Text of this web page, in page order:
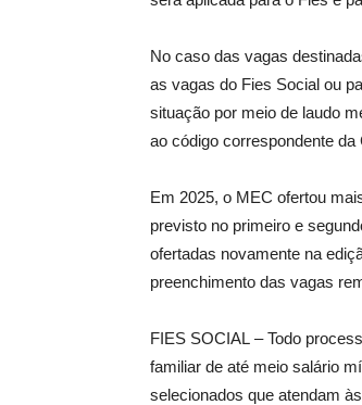
No caso das vagas
as vagas do Fies Social ou
situação por meio de laudo
ao código correspondente
Em 2025, o MEC ofertou
previsto no primeiro e
ofertadas novamente na
preenchimento das vagas
FIES SOCIAL – Todo
familiar de até meio salário
selecionados que atendam